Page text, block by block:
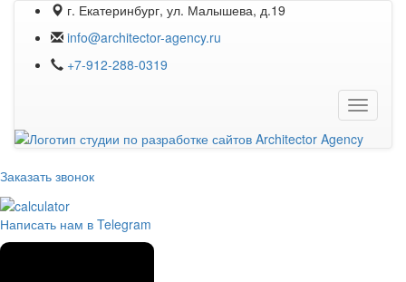
г. Екатеринбург, ул. Малышева, д.19
info@architector-agency.ru
+7-912-288-0319
Заказать звонок
Написать нам в Telegram